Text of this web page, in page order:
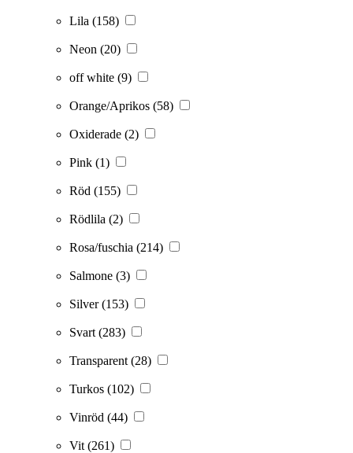
Lila (158)
Neon (20)
off white (9)
Orange/Aprikos (58)
Oxiderade (2)
Pink (1)
Röd (155)
Rödlila (2)
Rosa/fuschia (214)
Salmone (3)
Silver(153)
Svart (283)
Transparent (28)
Turkos (102)
Vinröd (44)
Vit (261)